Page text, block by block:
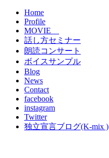
Home
Profile
MOVIE
話し方セミナー
朗読コンサート
ボイスサンプル
Blog
News
Contact
facebook
instagram
Twitter
独立宣言ブログ(K-mix )